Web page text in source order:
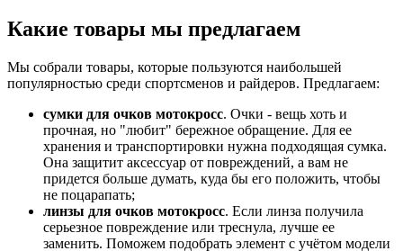
Какие товары мы предлагаем
Мы собрали товары, которые пользуются наибольшей
популярностью среди спортсменов и райдеров. Предлагаем:
сумки для очков мотокросс. Очки - вещь хоть и
прочная, но "любит" бережное обращение. Для ее
хранения и транспортировки нужна подходящая сумка.
Она защитит аксессуар от повреждений, а вам не
придется больше думать, куда бы его положить, чтобы
не поцарапать;
линзы для очков мотокросс. Если линза получила
серьезное повреждение или треснула, лучше ее
заменить. Поможем подобрать элемент с учётом модели